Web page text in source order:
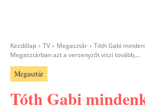
Kezdőlap TV Megasztár
Tóth Gabi
Megasztárban azt a versenyzőt viszi tovább,...
Megasztár
Tóth Gabi